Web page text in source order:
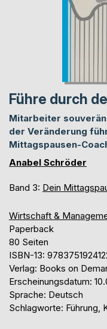
Führe durch
Mitarbeiter
der Veränderung
Mittagspausen-
Anabel Schröder
Band 3: Dein
Wirtschaft &
Paperback
80 Seiten
ISBN-13:
Verlag: Books on
Erscheinungsdatum:
Sprache: Deutsch
Schlagworte: Führung,